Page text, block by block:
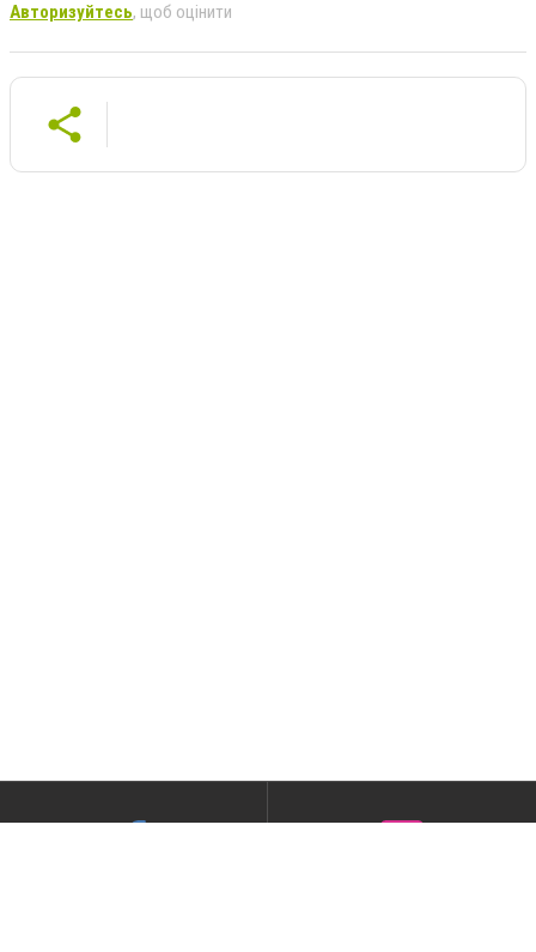
Авторизуйтесь, щоб оцінити